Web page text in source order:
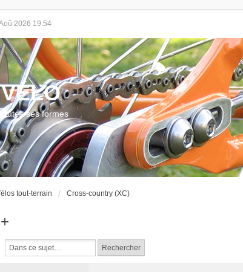
2026 19:54
ses formes
tout-terrain Cross-country (XC)